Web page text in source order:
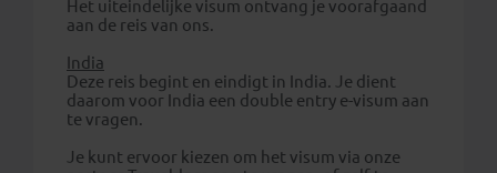
Het uiteindelijke visum ontvang je voorafgaand
aan de reis van ons.
India
Deze reis begint en eindigt in India. Je dient
daarom voor India een double entry e-visum aan
te vragen.
Je kunt ervoor kiezen om het visum via onze